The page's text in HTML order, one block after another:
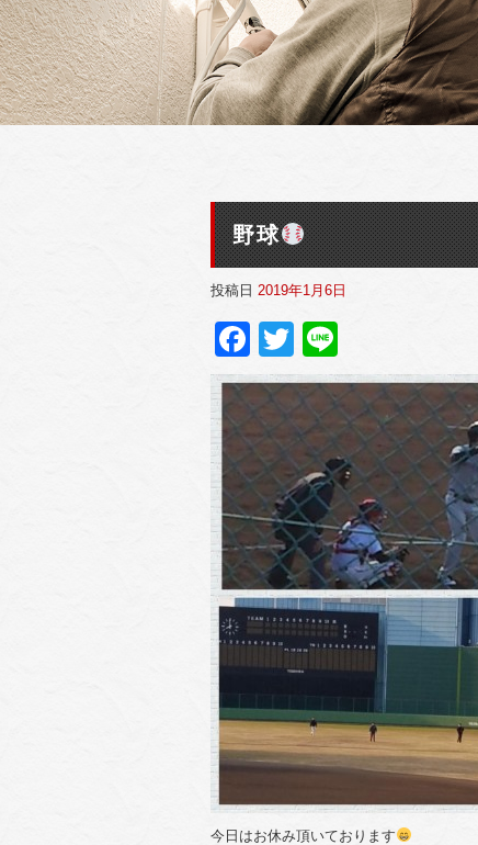
野球
投稿日 2019年1月6日
Facebook
Twitter
今日はお休み頂いております